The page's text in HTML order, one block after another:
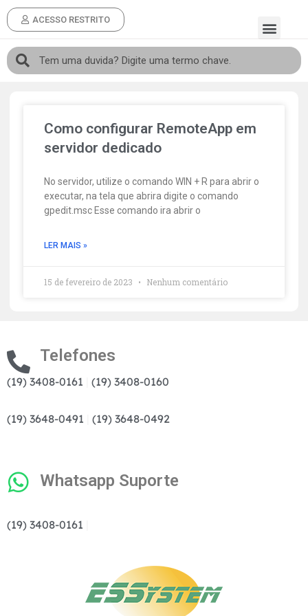
ACESSO RESTRITO
Como configurar RemoteApp em
servidor dedicado
No servidor, utilize o comando WIN + R para abrir o
executar, na tela que abrira digite o comando
gpedit.msc Esse comando ira abrir o
LER MAIS »
15 de fevereiro de 2023 Nenhum comentário
Telefones
(19) 3408-0161 (19) 3408-0160
(19) 3648-0491 (19) 3648-0492
Whatsapp Suporte
(19) 3408-0161